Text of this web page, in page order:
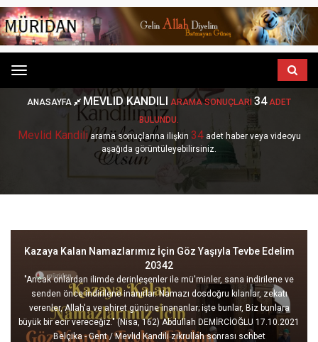
Menu
ANASAYFA MEVLID KANDILI ARAMA SONUÇLARI34ADET
BULUNDU.
Mevlid Kandiliarama sonuçlarına ilişkin 34adet haber veya videoyu
aşağıda görüntüleyebilirsiniz.
Kazaya Kalan Namazlarımız İçin Göz Yaşıyla Tevbe Edelim
20342
"Ancak onlardan ilimde derinleşenler ile mü'minler, sana indirilene ve
senden önce indirilene inanırlar. Namazı dosdoğru kılanlar, zekatı
verenler, Allah'a ve ahiret gününe inananlar; işte bunlar, Biz bunlara
büyük bir ecir vereceğiz." (Nisa, 162) Abdullah DEMİRCİOĞLU 17.10.2021
Belçika - Gent / Mevlid Kandili zikrullah sonrası sohbet